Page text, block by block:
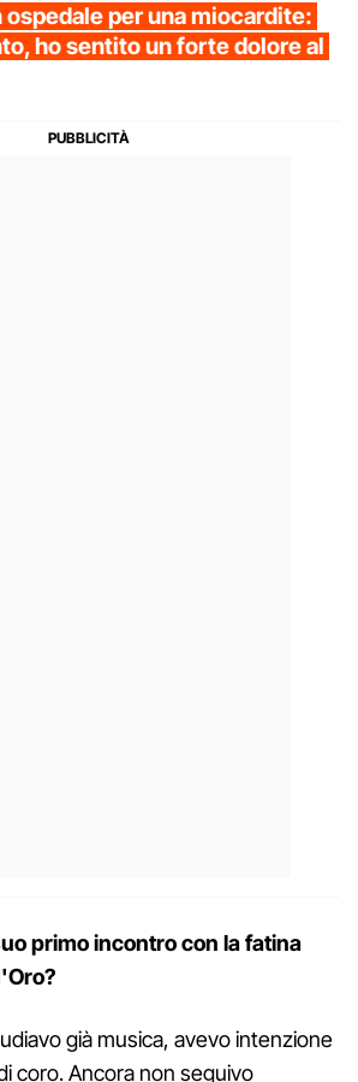
ospedale per una miocardite:
ho sentito un forte dolore al
primo incontro con la fatina
già musica, avevo intenzione
coro. Ancora non seguivo